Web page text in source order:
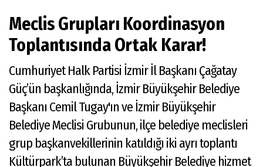
Haberleri
Gizlilik
İlkeleri
Meclis Grupları Koordinasyon
Toplantısında Ortak Karar!
Cumhuriyet Halk Partisi İzmir İl Başkanı Çağatay
Güç’ün başkanlığında, İzmir Büyükşehir Belediye
Başkanı Cemil Tugay'ın ve İzmir Büyükşehir
Belediye Meclisi Grubunun, ilçe belediye meclisleri
grup başkanvekillerinin katıldığı iki ayrı toplantı
Kültürpark’ta bulunan Büyükşehir Belediye hizmet